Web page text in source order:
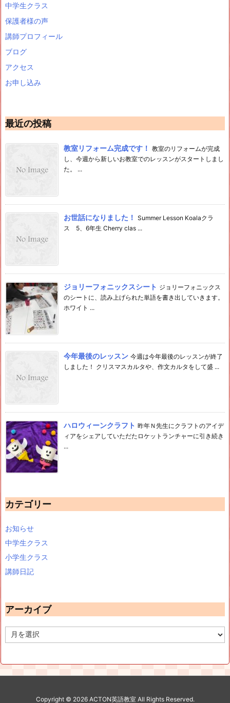
中学生クラス
保護者様の声
講師プロフィール
ブログ
アクセス
お申し込み
最近の投稿
教室リフォーム完成です！ 教室のリフォームが完成
し、今週から新しいお教室でのレッスンがスタートしまし
た。 ...
お世話になりました！ Summer Lesson Koalaクラ
ス 5、6年生 Cherry clas ...
ジョリーフォニックスシート ジョリーフォニックス
のシートに、読み上げられた単語を書き出していきます。
ホワイト ...
今年最後のレッスン 今週は今年最後のレッスンが終了
しました！ クリスマスカルタや、作文カルタをして盛 ...
ハロウィーンクラフト 昨年Ｎ先生にクラフトのアイデ
ィアをシェアしていただたロケットランチャーに引き続き
...
カテゴリー
お知らせ
中学生クラス
小学生クラス
講師日記
アーカイブ
ー
Copyright © 2026 ACTON英語教室All Rights Reserved.